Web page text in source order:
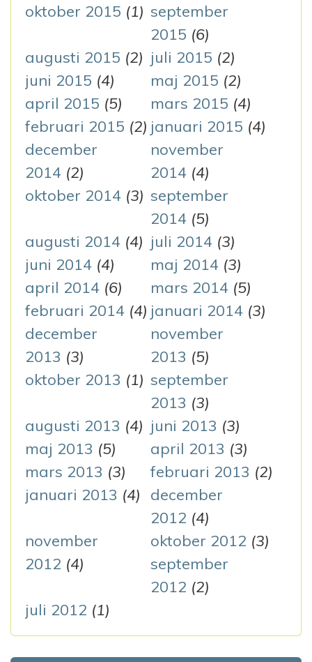
oktober 2015 (1) september
2015 (6)
augusti 2015 (2) juli 2015 (2)
juni 2015 (4) maj 2015 (2)
april 2015 (5) mars 2015 (4)
februari 2015 (2) januari 2015 (4)
december
2014 (2)
november
2014 (4)
oktober 2014 (3) september
2014 (5)
augusti 2014 (4) juli 2014 (3)
juni 2014 (4) maj 2014 (3)
april 2014 (6) mars 2014 (5)
februari 2014 (4) januari 2014 (3)
december
2013 (3)
november
2013 (5)
oktober 2013 (1) september
2013 (3)
augusti 2013 (4) juni 2013 (3)
maj 2013 (5) april 2013 (3)
mars 2013 (3) februari 2013 (2)
januari 2013 (4)
december
2012 (4)
november
2012 (4)
oktober 2012 (3)
september
2012 (2)
juli 2012 (1)